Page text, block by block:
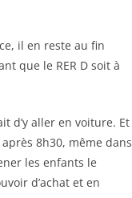
il en reste au fin
que le RER D soit à
d’y aller en voiture. Et
8h30, même dans
les enfants le
d’achat et en